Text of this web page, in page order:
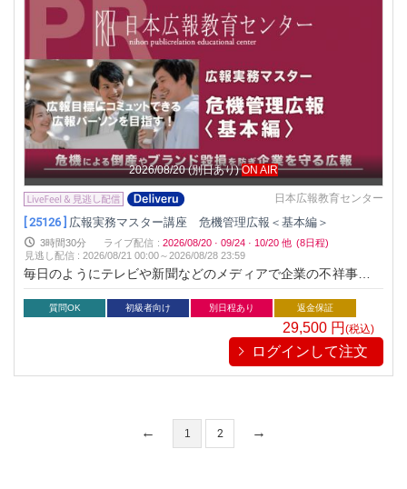
にブランディングを広報で推し進めている一方で、危機管理広
報の準備を万全にしています。長い年月をかけて着実に築き上
げたブランドも一回の危機対応を誤れば一瞬で崩壊してしまう
ことを熟知しているからです。少しでも生じる可能性がある危
機を想定して準備し、万が一、危機が起こった際は迅速に対応
し、ダメージを最小限にするのが危機管理広報です。本講座
は、危機管理広報の基本をマスターする講座です。広報担当者
はもちろん企業経営者を対象としています。
2026/08/20 (別日あり) ON AIR
日本広報教育センター
[ 25126 ] 広報実務マスター講座 危機管理広報＜基本編＞
3時間30分 ライブ配信 : 2026/08/20 · 09/24 · 10/20 他 (8日程)
見逃し配信 :2026/08/21 00:00～2026/08/28 23:59
毎日のようにテレビや新聞などのメディアで企業の不祥事や批
判を目にします。現代社会では企業は様々な危機にさらされて
います。危機が生じた際、対応を一つでも誤れば、多くのメデ
ィアから長期にわたりバッシングを受け、企業経営に大きなダ
メージを受けます。最悪なケースでは倒産や廃業に追い込まれ
ることもあります。ここ数年の出来事を思い出しただけでも、
その事例は数え上げるときりが無いと思います。そのため危機
にブランディングを広報で推し進めている一方で、危機管理広
報の準備を万全にしています。長い年月をかけて着実に築き上
質問OK 初級者向け 別日程あり 返金保証
29,500 円(税込)
ログインして注文
1 2